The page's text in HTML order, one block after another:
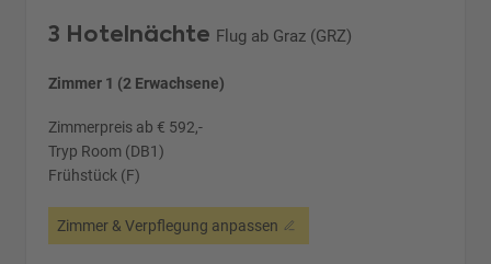
3 Hotelnächte Flug ab Graz (GRZ)
Zimmer 1 (2 Erwachsene)
Zimmerpreis ab € 592,-
Tryp Room (DB1)
Frühstück (F)
Zimmer & Verpflegung anpassen